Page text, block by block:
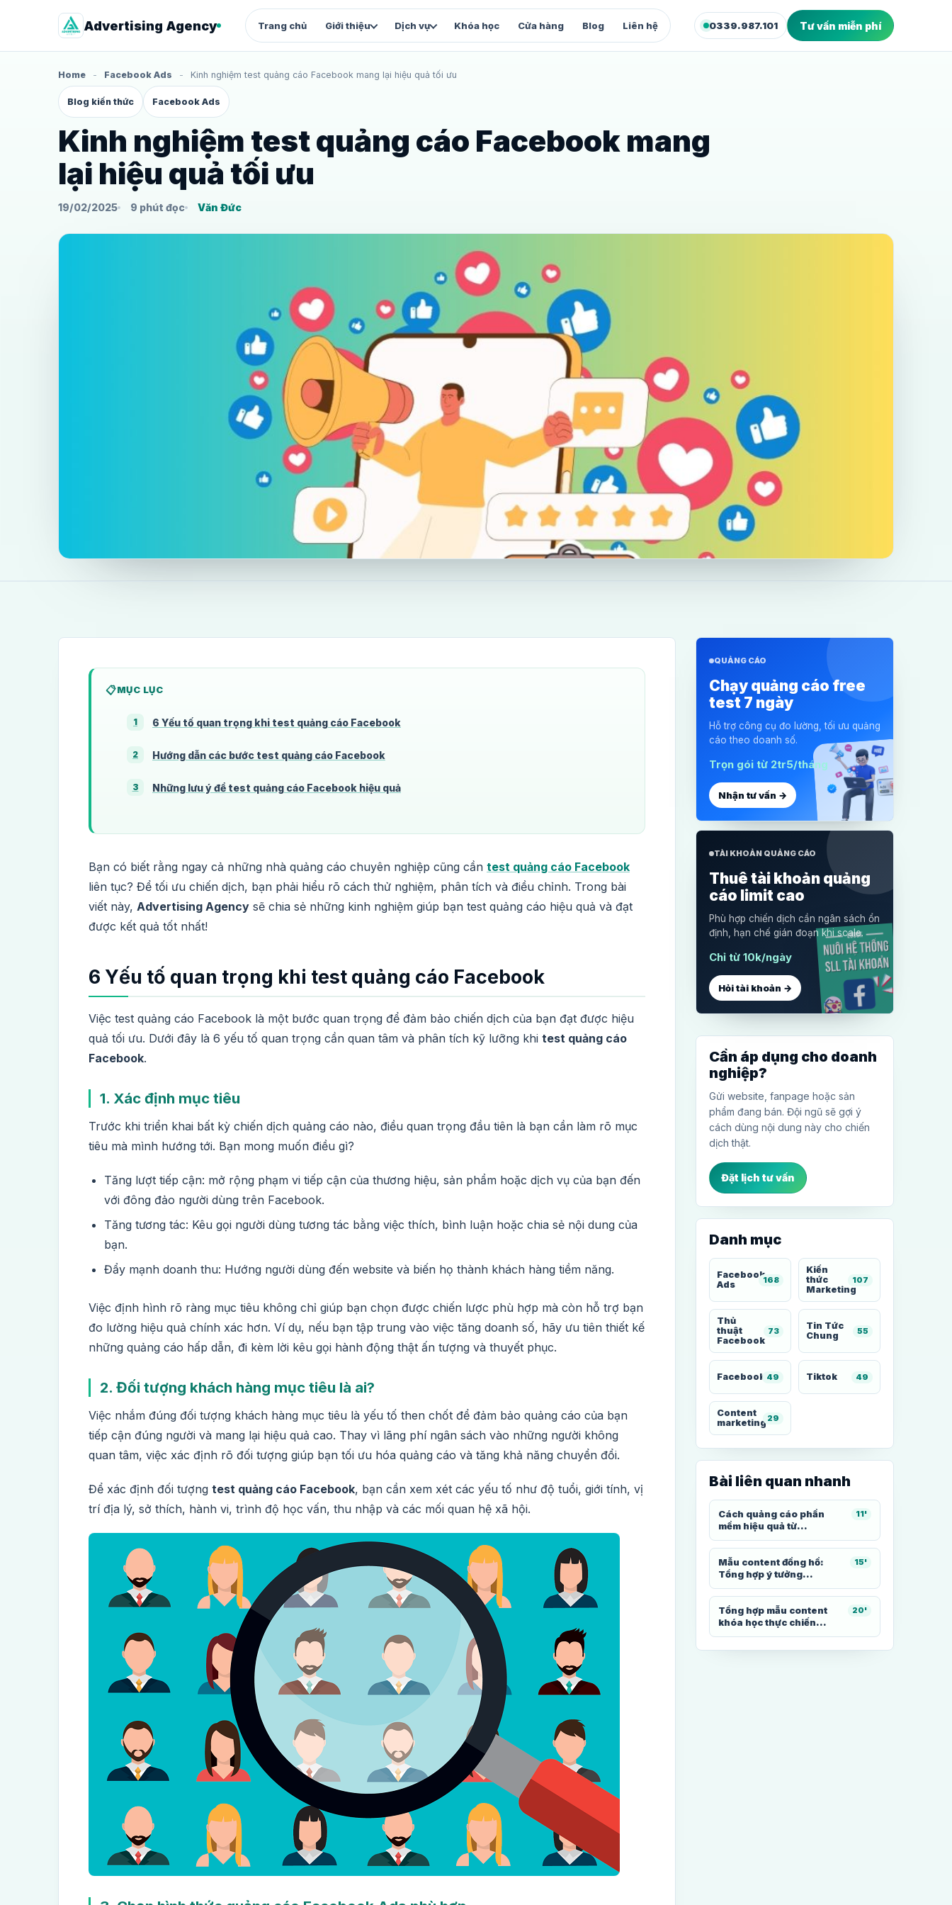
Advertising Agency Trang chủ Giới thiệu Dịch vụ
QUẢNG CÁO
Facebook Ads
Quảng cáo chuyển đổi cho shop và
dịch vụ
Google Ads
Search intent, từ khóa và landing
page
Thuê tài khoản quảng cáo
Quảng cáo chuyển đổi cho shop và
FACEBOOK & VẬN HÀNH
Khóa học Cửa hàng Blog Liên hệ 0339.987.101 Tư vấn miễn phí
Home - Facebook Ads - Kinh nghiệm test quảng cáo Facebook mang lại hiệu quả tối ưu
Blog kiến thức Facebook Ads
Kinh nghiệm test quảng cáo Facebook mang
lại hiệu quả tối ưu
19/02/2025 9 phút đọc Văn Đức
MỤC LỤC
1 6 Yếu tố quan trọng khi test quảng cáo Facebook
2 Hướng dẫn các bước test quảng cáo Facebook
3 Những lưu ý để test quảng cáo Facebook hiệu quả
Bạn có biết rằng ngay cả những nhà quảng cáo chuyên nghiệp cũng cần test quảng cáo Facebook
liên tục? Để tối ưu chiến dịch, bạn phải hiểu rõ cách thử nghiệm, phân tích và điều chỉnh. Trong bài
viết này, Advertising Agency sẽ chia sẻ những kinh nghiệm giúp bạn test quảng cáo hiệu quả và đạt
được kết quả tốt nhất!
6 Yếu tố quan trọng khi test quảng cáo Facebook
Việc test quảng cáo Facebook là một bước quan trọng để đảm bảo chiến dịch của bạn đạt được hiệu
quả tối ưu. Dưới đây là 6 yếu tố quan trọng cần quan tâm và phân tích kỹ lưỡng khi test quảng cáo
Facebook.
1. Xác định mục tiêu
Trước khi triển khai bất kỳ chiến dịch quảng cáo nào, điều quan trọng đầu tiên là bạn cần làm rõ mục
tiêu mà mình hướng tới. Bạn mong muốn điều gì?
Tăng lượt tiếp cận: mở rộng phạm vi tiếp cận của thương hiệu, sản phẩm hoặc dịch vụ của bạn đến
với đông đảo người dùng trên Facebook.
Tăng tương tác: Kêu gọi người dùng tương tác bằng việc thích, bình luận hoặc chia sẻ nội dung của
bạn.
Đẩy mạnh doanh thu: Hướng người dùng đến website và biến họ thành khách hàng tiềm năng.
Việc định hình rõ ràng mục tiêu không chỉ giúp bạn chọn được chiến lược phù hợp mà còn hỗ trợ bạn
đo lường hiệu quả chính xác hơn. Ví dụ, nếu bạn tập trung vào việc tăng doanh số, hãy ưu tiên thiết kế
những quảng cáo hấp dẫn, đi kèm lời kêu gọi hành động thật ấn tượng và thuyết phục.
2. Đối tượng khách hàng mục tiêu là ai?
Việc nhắm đúng đối tượng khách hàng mục tiêu là yếu tố then chốt để đảm bảo quảng cáo của bạn
tiếp cận đúng người và mang lại hiệu quả cao. Thay vì lãng phí ngân sách vào những người không
quan tâm, việc xác định rõ đối tượng giúp bạn tối ưu hóa quảng cáo và tăng khả năng chuyển đổi.
Để xác định đối tượng test quảng cáo Facebook, bạn cần xem xét các yếu tố như độ tuổi, giới tính, vị
trí địa lý, sở thích, hành vi, trình độ học vấn, thu nhập và các mối quan hệ xã hội.
QUẢNG CÁO
Chạy quảng cáo free
test 7 ngày
Hỗ trợ công cụ đo lường, tối ưu quảng
cáo theo doanh số.
Trọn gói từ 2tr5/tháng
Nhận tư vấn →
TÀI KHOẢN QUẢNG CÁO
Thuê tài khoản quảng
cáo limit cao
Phù hợp chiến dịch cần ngân sách ổn
định, hạn chế gián đoạn khi scale.
Chỉ từ 10k/ngày
Hỏi tài khoản →
Cần áp dụng cho doanh
nghiệp?
Gửi website, fanpage hoặc sản
phẩm đang bán. Đội ngũ sẽ gợi ý
cách dùng nội dung này cho chiến
dịch thật.
Đặt lịch tư vấn
Danh mục
Facebook
Ads
168
Kiến
thức
Marketing
107
Thủ
thuật
Facebook
73
Tin Tức
Chung
55
Facebook 49 Tiktok 49
Content
marketing 29
Bài liên quan nhanh
Cách quảng cáo phần
mềm hiệu quả từ...
11'
Mẫu content đồng hồ:
Tổng hợp ý tưởng...
15'
Tổng hợp mẫu content
khóa học thực chiến...
20'